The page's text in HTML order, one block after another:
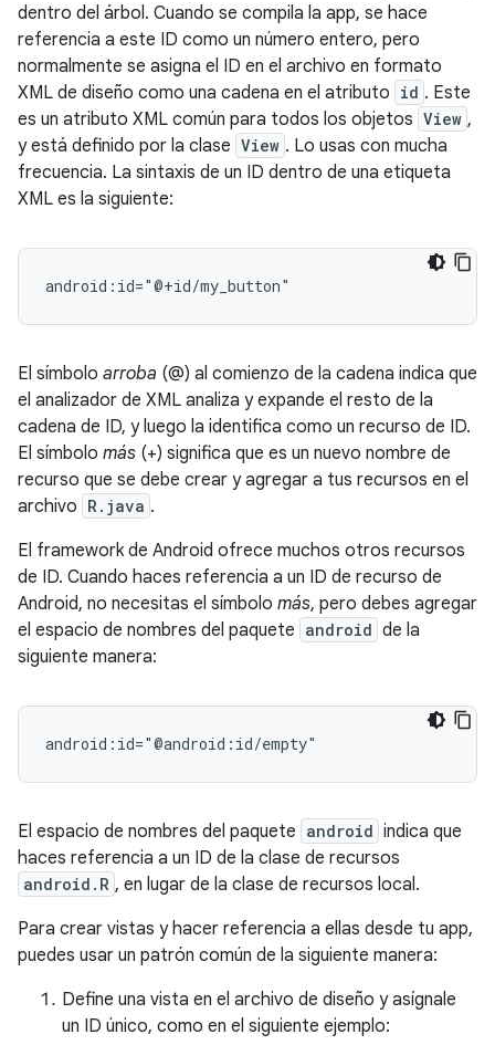
dentro del árbol. Cuando se compila la app, se hace
referencia a este ID como un número entero, pero
normalmente se asigna el ID en el archivo en formato
XML de diseño como una cadena en el atributo id . Este
es un atributo XML común para todos los objetos View ,
y está definido por la clase View . Lo usas con mucha
frecuencia. La sintaxis de un ID dentro de una etiqueta
XML es la siguiente:
android:id="@+id/my_button"
El símbolo arroba (@) al comienzo de la cadena indica que
el analizador de XML analiza y expande el resto de la
cadena de ID, y luego la identifica como un recurso de ID.
El símbolo más (+) significa que es un nuevo nombre de
recurso que se debe crear y agregar a tus recursos en el
archivo R.java .
El framework de Android ofrece muchos otros recursos
de ID. Cuando haces referencia a un ID de recurso de
Android, no necesitas el símbolo más, pero debes agregar
el espacio de nombres del paquete android de la
siguiente manera:
android:id="@android:id/empty"
El espacio de nombres del paquete android indica que
haces referencia a un ID de la clase de recursos
android.R , en lugar de la clase de recursos local.
Para crear vistas y hacer referencia a ellas desde tu app,
puedes usar un patrón común de la siguiente manera:
Define una vista en el archivo de diseño y asígnale
un ID único, como en el siguiente ejemplo: